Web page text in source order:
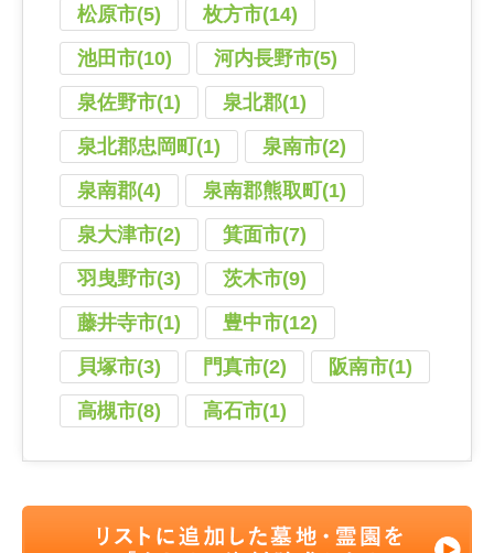
松原市(5)
枚方市(14)
池田市(10)
河内長野市(5)
泉佐野市(1)
泉北郡(1)
泉北郡忠岡町(1)
泉南市(2)
泉南郡(4)
泉南郡熊取町(1)
泉大津市(2)
箕面市(7)
羽曳野市(3)
茨木市(9)
藤井寺市(1)
豊中市(12)
貝塚市(3)
門真市(2)
阪南市(1)
高槻市(8)
高石市(1)